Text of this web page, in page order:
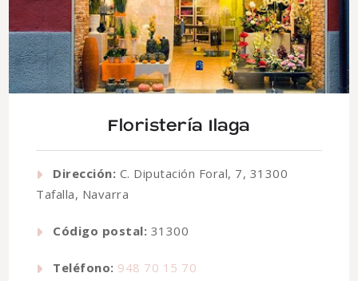
Floristería Ilaga
Dirección: C. Diputación Foral, 7, 31300
Tafalla, Navarra
Código postal: 31300
Teléfono: 948 70 15 70